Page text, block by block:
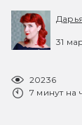
31
20236
7 минут на